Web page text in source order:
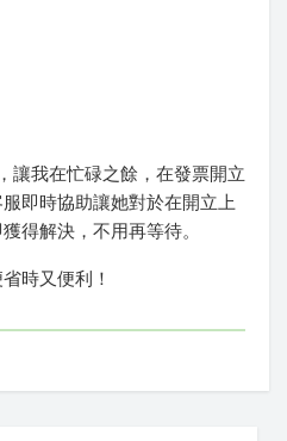
讓我在忙碌之餘，在發票開立
即時協助讓她對於在開立上
得解決，不用再等待。
時又便利！